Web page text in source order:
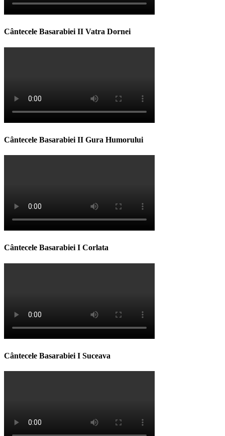
Cântecele Basarabiei II Vatra Dornei
Cântecele Basarabiei II Gura Humorului
Cântecele Basarabiei I Corlata
Cântecele Basarabiei I Suceava